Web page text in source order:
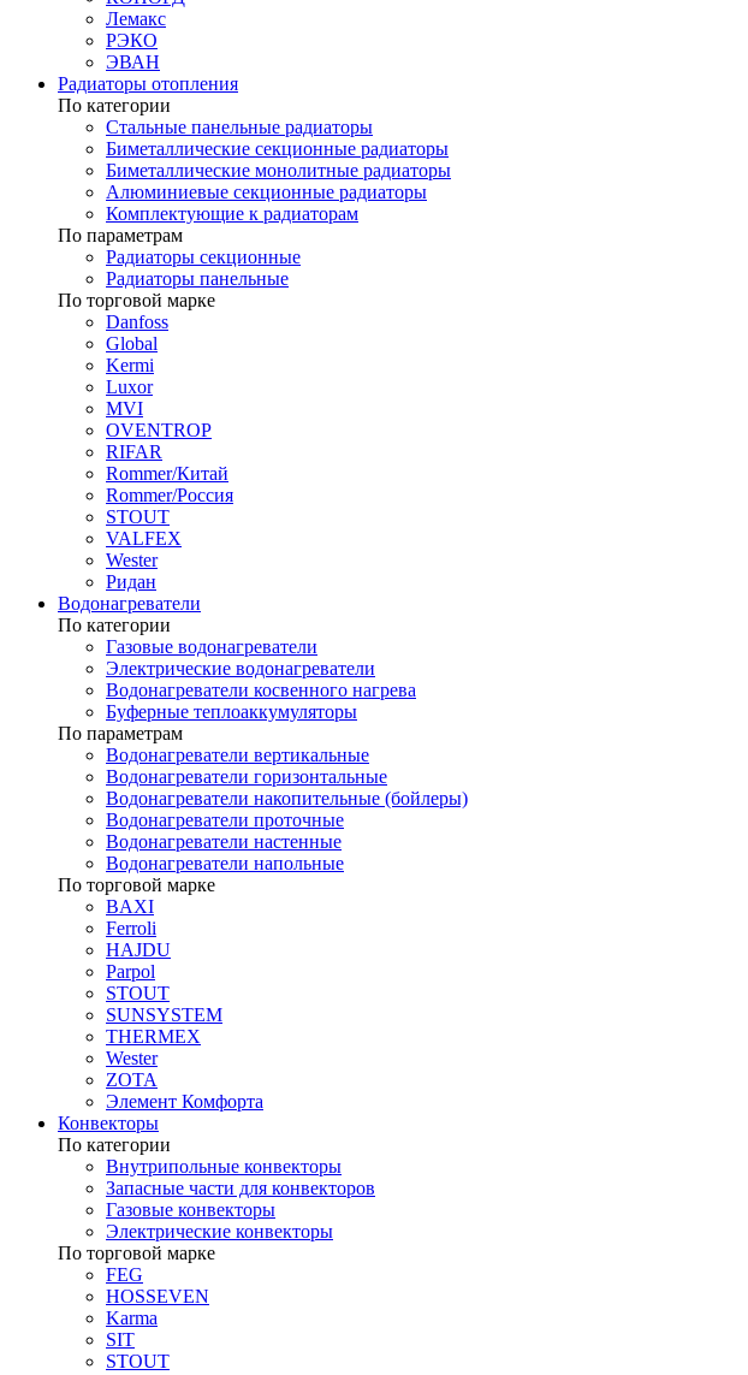
Лемакс
РЭКО
ЭВАН
Радиаторы отопления
По категории
Стальные панельные радиаторы
Биметаллические секционные радиаторы
Биметаллические монолитные радиаторы
Алюминиевые секционные радиаторы
Комплектующие к радиаторам
По параметрам
Радиаторы секционные
Радиаторы панельные
По торговой марке
Danfoss
Global
Kermi
Luxor
MVI
OVENTROP
RIFAR​
Rommer/Китай
Rommer/Россия
STOUT
VALFEX
Wester
Ридан
Водонагреватели
По категории
Газовые водонагреватели
Электрические водонагреватели
Водонагреватели косвенного нагрева
Буферные теплоаккумуляторы
По параметрам
Водонагреватели вертикальные
Водонагреватели горизонтальные
Водонагреватели накопительные (бойлеры)
Водонагреватели проточные
Водонагреватели настенные
Водонагреватели напольные
По торговой марке
BAXI
Ferroli
HAJDU
Parpol
STOUT
SUNSYSTEM
THERMEX
Wester
ZOTA
Элемент Комфорта
Конвекторы
По категории
Внутрипольные конвекторы
Запасные части для конвекторов
Газовые конвекторы
Электрические конвекторы
По торговой марке
FEG
HOSSEVEN
Karma
SIT
STOUT